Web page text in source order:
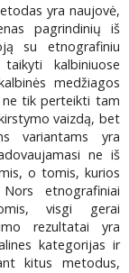
yra naujovė,
pagrindinių iš
su etnografiniu
kalbiniuose
medžiagos
tik perteikti tam
vaizdą, bet
variantams yra
ne iš
o tomis, kurios
etnografiniai
visgi gerai
rezultatai yra
kategorijas ir
kitus metodus,